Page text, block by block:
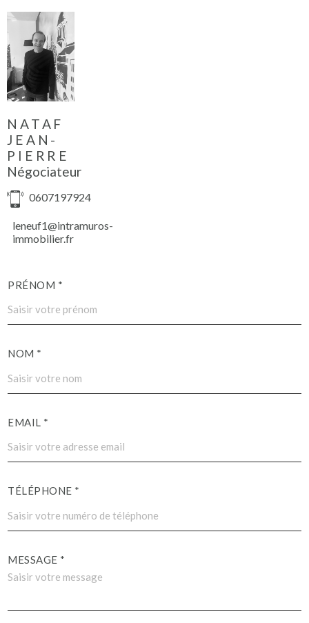
NATAF
JEAN-
PIERRE
Négociateur
0607197924
leneuf1@intramuros-
immobilier.fr
PRÉNOM *
NOM *
EMAIL *
TÉLÉPHONE *
MESSAGE *